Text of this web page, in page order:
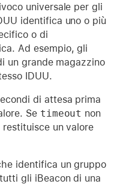
universale per gli
identifica uno o più
o di
Ad esempio, gli
un grande magazzino
IDUU.
di attesa prima
Se timeout non
un valore
identifica un gruppo
gli iBeacon di una